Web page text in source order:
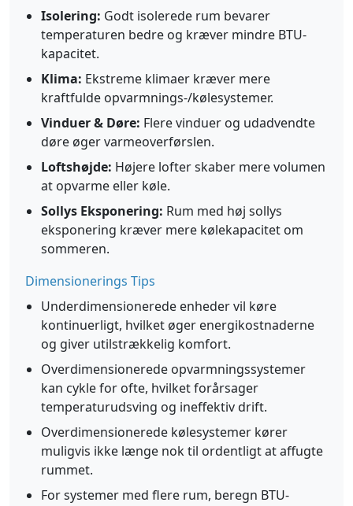
Isolering: Godt isolerede rum bevarer
temperaturen bedre og kræver mindre BTU-
kapacitet.
Klima: Ekstreme klimaer kræver mere
kraftfulde opvarmnings-/kølesystemer.
Vinduer & Døre: Flere vinduer og udadvendte
døre øger varmeoverførslen.
Loftshøjde: Højere lofter skaber mere volumen
at opvarme eller køle.
Sollys Eksponering: Rum med høj sollys
eksponering kræver mere kølekapacitet om
sommeren.
Dimensionerings Tips
Underdimensionerede enheder vil køre
kontinuerligt, hvilket øger energikostnaderne
og giver utilstrækkelig komfort.
Overdimensionerede opvarmningssystemer
kan cykle for ofte, hvilket forårsager
temperaturudsving og ineffektiv drift.
Overdimensionerede kølesystemer kører
muligvis ikke længe nok til ordentligt at affugte
rummet.
For systemer med flere rum, beregn BTU-